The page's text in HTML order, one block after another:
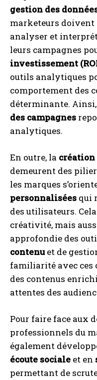
gestion des
marketeurs doivent
analyser et
leurs campagnes
investissement
outils analytiques
comportement des
déterminante.
des campagnes
analytiques.
En outre, la création
demeurent des
les marques
personnalisées qui
des utilisateurs.
créativité, mais
approfondie des
contenuet de
familiarité avec ces
des contenus
attentes des
Pour faire face aux
professionnels du
également
écoute sociale et en
permettant de